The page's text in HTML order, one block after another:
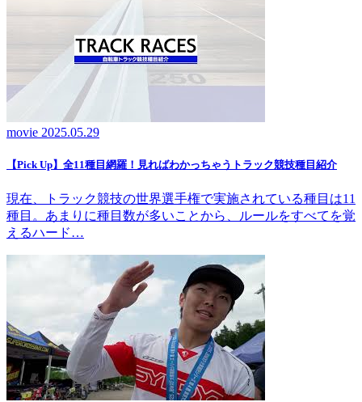
movie 2025.05.29
【Pick Up】全11種目網羅！見ればわかっちゃうトラック競技種目紹介
現在、トラック競技の世界選手権で実施されている種目は11
種目。あまりに種目数が多いことから、ルールをすべてを覚
えるハード…